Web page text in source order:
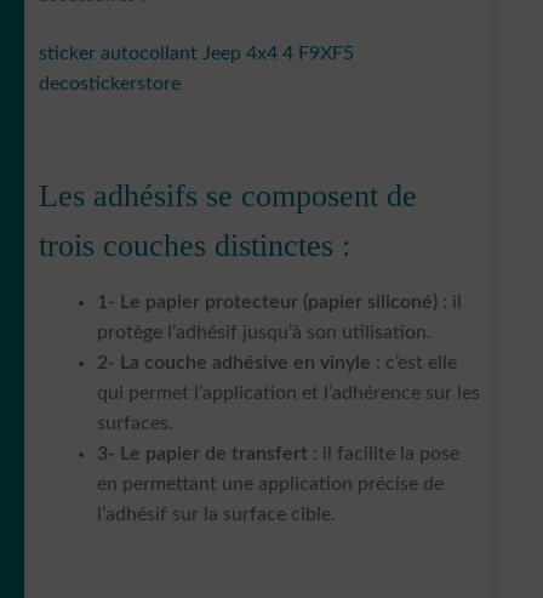
sticker autocollant Jeep 4x4 4 F9XF5
decostickerstore
Les adhésifs se composent de
trois couches distinctes :
1- Le papier protecteur (papier siliconé) : il
protège l’adhésif jusqu’à son utilisation.
2- La couche adhésive en vinyle : c’est elle
qui permet l’application et l’adhérence sur les
surfaces.
3- Le papier de transfert : il facilite la pose
en permettant une application précise de
l’adhésif sur la surface cible.